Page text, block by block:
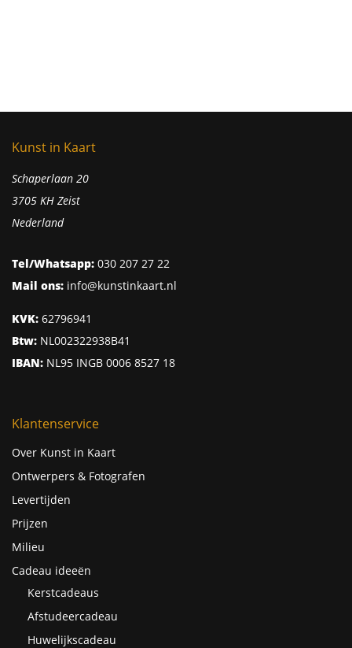
Kunst in Kaart
Schaperlaan 20
3705 KH Zeist
Nederland
Tel/Whatsapp: 030 207 27 22
Mail ons: info@kunstinkaart.nl
KVK: 62796941
Btw: NL002322938B41
IBAN: NL95 INGB 0006 8527 18
Klantenservice
Over Kunst in Kaart
Ontwerpers & Fotografen
Levertijden
Prijzen
Milieu
Cadeau ideeën
Kerstcadeaus
Afstudeercadeau
Huwelijkscadeau